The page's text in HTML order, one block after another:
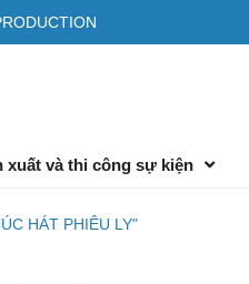
xuất và thi công sự kiện
HÁT PHIÊU LY"